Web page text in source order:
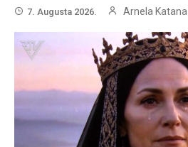
7. Augusta 2026. Arnela Katana